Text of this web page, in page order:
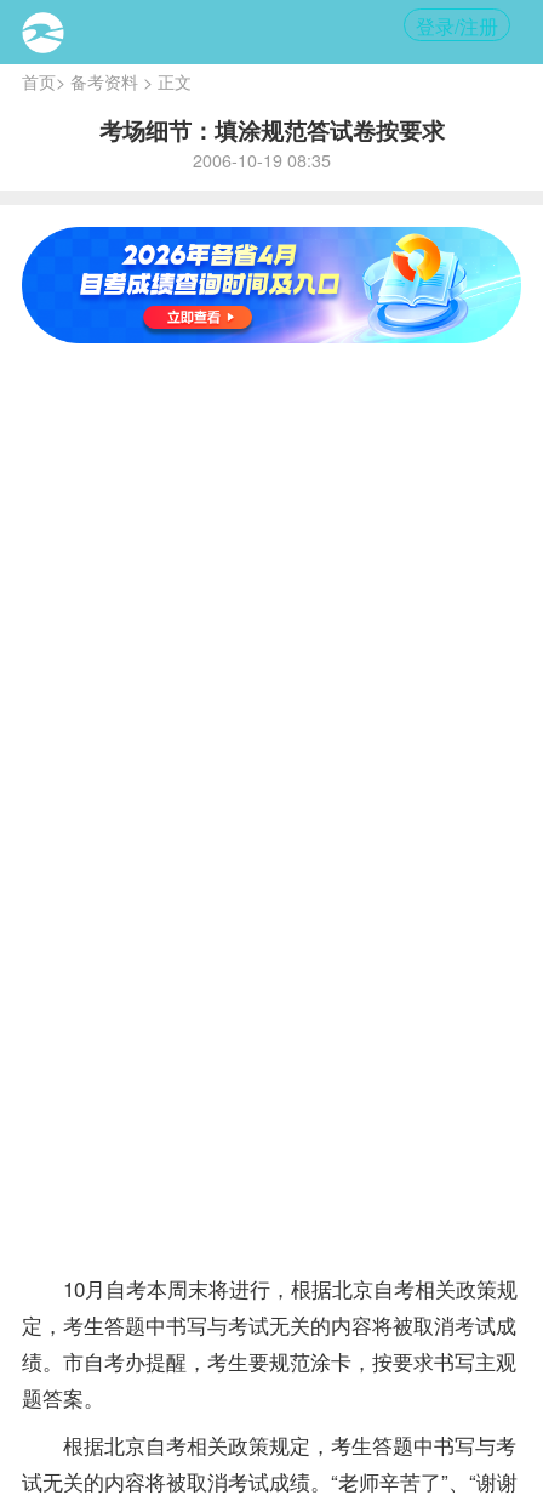
登录/注册
首页> 备考资料> 正文
考场细节：填涂规范答试卷按要求
2006-10-19 08:35
内
容提
要:
卷主
10月自考本周末将进行，根据北京自考相关政策规
定，考生答题中书写与考试无关的内容将被取消考试成
绩。市自考办提醒，考生要规范涂卡，按要求书写主观
题答案。
根据北京自考相关政策规定，考生答题中书写与考
试无关的内容将被取消考试成绩。“老师辛苦了”、“谢谢